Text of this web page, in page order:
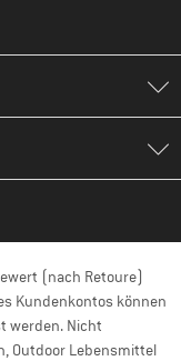
(nach Retoure)
Kundenkontos können
werden. Nicht
Outdoor Lebensmittel